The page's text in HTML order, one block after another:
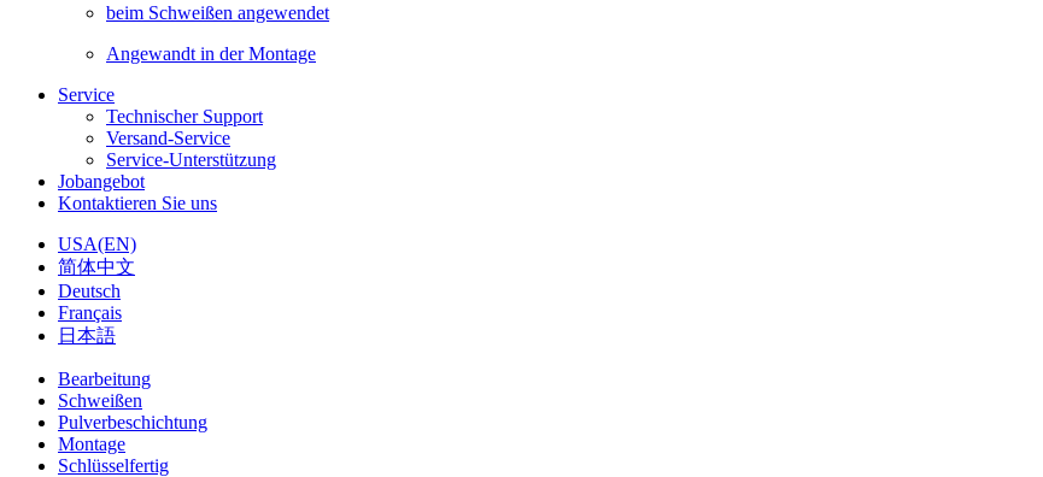
beim Schweißen angewendet
Angewandt in der Montage
Service
Technischer Support
Versand-Service
Service-Unterstützung
Jobangebot
Kontaktieren Sie uns
USA(EN)
简体中文
Deutsch
Français
日本語
Bearbeitung
Schweißen
Pulverbeschichtung
Montage
Schlüsselfertig